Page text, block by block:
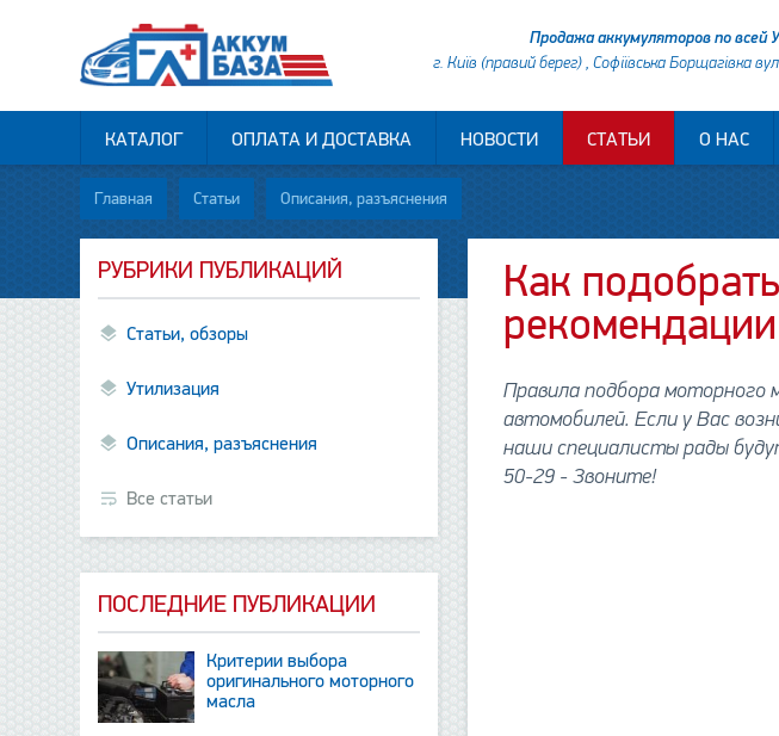
Продажа аккумуляторов по всей
г. Київ (правий берег) , Софіївська Борщагівка
КАТАЛОГ ОПЛАТА И ДОСТАВКА НОВОСТИ СТАТЬИ О НАС
Главная Статьи Описания, разъяснения
Как
Правила подбора моторного
автомобилей. Если у Вас
наши специалисты рады
50-29 - Звоните!
РУБРИКИ ПУБЛИКАЦИЙ
Статьи, обзоры
Утилизация
Описания, разъяснения
Все статьи
ПОСЛЕДНИЕ ПУБЛИКАЦИИ
Критерии выбора
оригинального моторного
масла